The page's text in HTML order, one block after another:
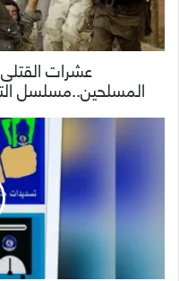
عشرات
المسلحين..مسلسل